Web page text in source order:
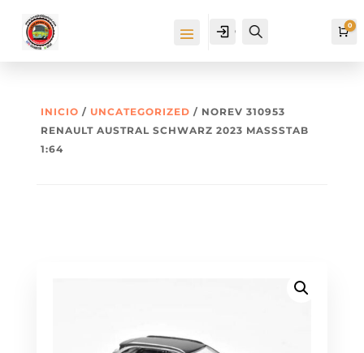
Cuenta 0
INICIO / UNCATEGORIZED / NOREV 310953
RENAULT AUSTRAL SCHWARZ 2023 MASSSTAB 1
:64